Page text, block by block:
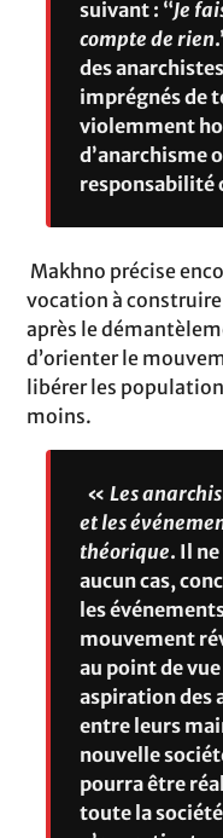
suivant : “Je
compte de rien
des
imprégnés de
violemment
d’anarchisme
responsabilité
Makhno précise
vocation à
après le
d’orienter le
libérer les
moins.
«Les
et les
théorique. Il
aucun cas,
les
mouvement
au point de
aspiration des
entre leurs
nouvelle
pourra être
toute la